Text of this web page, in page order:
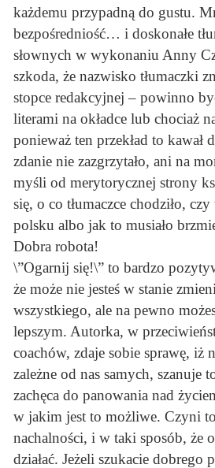
każdemu przypadną do gustu.
bezpośredniość… i doskonałe
słownych w wykonaniu Anny
szkoda, że nazwisko tłumaczki
stopce redakcyjnej – powinno
literami na okładce lub chociaż
ponieważ ten przekład to kawał
zdanie nie zazgrzytało, ani na
myśli od merytorycznej strony
się, o co tłumaczce chodziło,
polsku albo jak to musiało
Dobra robota!
\”Ogarnij się!\” to bardzo
że może nie jesteś w stanie
wszystkiego, ale na pewno
lepszym. Autorka, w
coachów, zdaje sobie sprawę, iż
zależne od nas samych, szanuje
zachęca do panowania nad
w jakim jest to możliwe. Czyni
nachalności, i w taki sposób, że
działać. Jeżeli szukacie dobrego